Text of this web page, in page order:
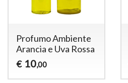
Profumo Ambiente
Arancia e Uva Rossa
€ 10,00